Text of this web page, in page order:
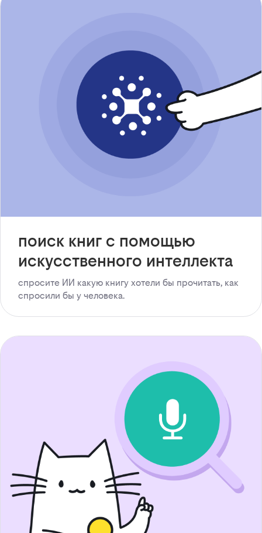
поиск книг с помощью
искусственного интеллекта
спросите ИИ какую книгу хотели бы прочитать, как
спросили бы у человека.